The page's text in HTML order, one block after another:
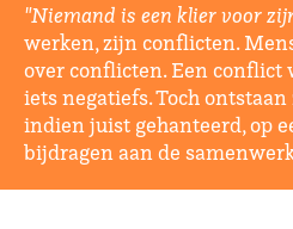
"Niemand is een klier voor
werken, zijn conflicten.
over conflicten. Een conflict
iets negatiefs. Toch
indien juist gehanteerd, op
bijdragen aan de